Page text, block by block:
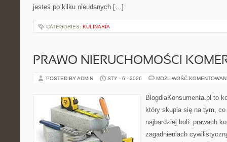
jesteś po kilku nieudanych […]
CATEGORIES: KULINARIA
PRAWO NIERUCHOMOŚCI
POSTED BY ADMIN STY - 6 - 2026 MOŻLIWOŚĆ
BlogdlaKonsumenta.pl to
który skupia się na tym,
najbardziej boli: prawach
zagadnieniach